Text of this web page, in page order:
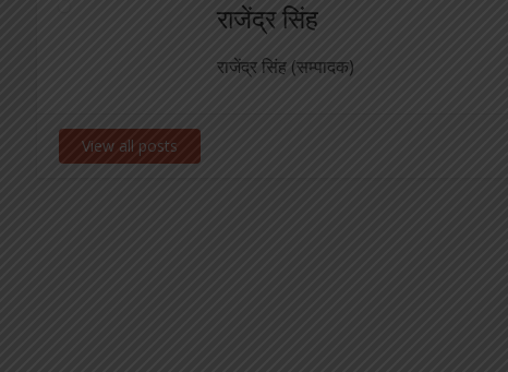
राजेंद्र सिंह
राजेंद्र सिंह (सम्पादक)
View all posts